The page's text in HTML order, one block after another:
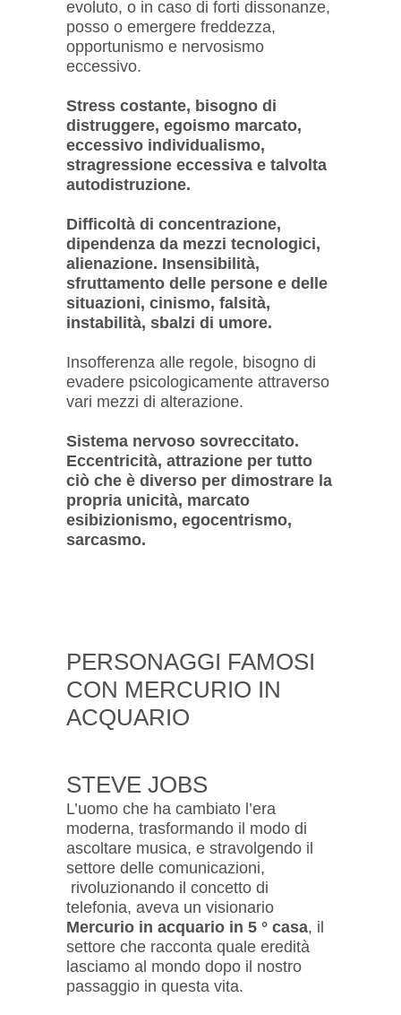
evoluto, o in caso di forti dissonanze,
posso o emergere freddezza,
opportunismo e nervosismo
eccessivo.
Stress costante, bisogno di
distruggere, egoismo marcato,
eccessivo individualismo,
stragressione eccessiva e talvolta
autodistruzione.
Difficoltà di concentrazione,
dipendenza da mezzi tecnologici,
alienazione. Insensibilità,
sfruttamento delle persone e delle
situazioni, cinismo, falsità,
instabilità, sbalzi di umore.
Insofferenza alle regole, bisogno di
evadere psicologicamente attraverso
vari mezzi di alterazione.
Sistema nervoso sovreccitato.
Eccentricità, attrazione per tutto
ciò che è diverso per dimostrare la
propria unicità, marcato
esibizionismo, egocentrismo,
sarcasmo.
PERSONAGGI FAMOSI
CON MERCURIO IN
ACQUARIO
STEVE JOBS
L’uomo che ha cambiato l’era
moderna, trasformando il modo di
ascoltare musica, e stravolgendo il
settore delle comunicazioni,
rivoluzionando il concetto di
telefonia, aveva un visionario
Mercurio in acquario in 5 ° casa, il
settore che racconta quale eredità
lasciamo al mondo dopo il nostro
passaggio in questa vita.